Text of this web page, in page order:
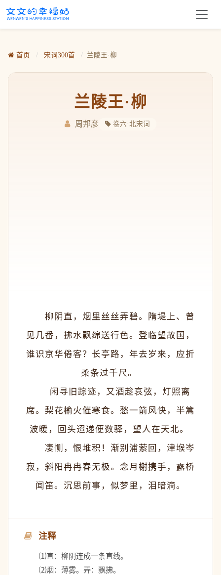
首页 / 宋词300首 / 兰陵王·柳
兰陵王·柳
周邦彦 卷六·北宋词
柳阴直，烟里丝丝弄碧。隋堤上、曾
见几番，拂水飘绵送行色。登临望故国，
谁识京华倦客？长亭路，年去岁来，应折
柔条过千尺。
闲寻旧踪迹，又酒趁哀弦，灯照离
席。梨花榆火催寒食。愁一箭风快，半篙
波暖，回头迢递便数驿，望人在天北。
凄恻，恨堆积！渐别浦萦回，津堠岑
寂，斜阳冉冉春无极。念月榭携手，露桥
闻笛。沉思前事，似梦里，泪暗滴。
注释
⑴直：柳阴连成一条直线。
⑵烟：薄雾。弄：飘拂。